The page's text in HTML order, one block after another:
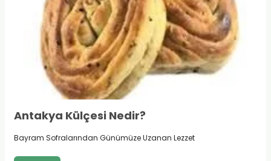
Antakya Külçesi Nedir?
Bayram Sofralarından Günümüze Uzanan Lezzet